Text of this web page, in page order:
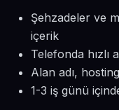
Şehzadeler ve
içerik
Telefonda hızlı
Alan adı,
1-3 iş günü